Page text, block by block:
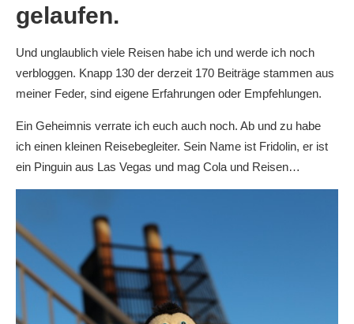
gelaufen.
Und unglaublich viele Reisen habe ich und werde ich noch
verbloggen. Knapp 130 der derzeit 170 Beiträge stammen aus
meiner Feder, sind eigene Erfahrungen oder Empfehlungen.
Ein Geheimnis verrate ich euch auch noch. Ab und zu habe
ich einen kleinen Reisebegleiter. Sein Name ist Fridolin, er ist
ein Pinguin aus Las Vegas und mag Cola und Reisen…